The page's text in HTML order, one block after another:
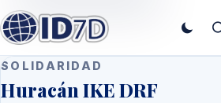
SOLIDARIDAD
Huracán IKE DRF